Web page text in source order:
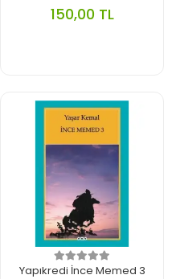
150,00 TL
Yapıkredi İnce Memed 3